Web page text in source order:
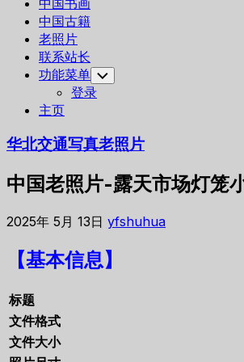
中国古籍
老照片
联系站长
功能菜单 Toggle
Child
Menu
登录
主页
华北交通写真老照片
中国老照片-露天市场灯笼
2025年 5月 13日 yfshuhua
【基本信息】
标题
文件格式
文件大小